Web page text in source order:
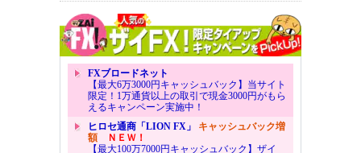
FXブロードネット
【最大6万3000円キャッシュバック】当サイト
限定！1万通貨以上の取引で現金3000円がもら
えるキャンペーン実施中！
ヒロセ通商「LION FX」 キャッシュバック増
額ＮＥＷ！
【最大100万7000円キャッシュバック】ザイ